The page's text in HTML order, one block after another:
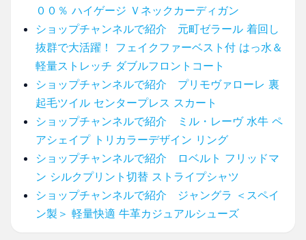
００％ ハイゲージ Ｖネックカーディガン
ショップチャンネルで紹介 元町ゼラール 着回し
抜群で大活躍！ フェイクファーベスト付 はっ水＆
軽量ストレッチ ダブルフロントコート
ショップチャンネルで紹介 プリモヴァローレ 裏
起毛ツイル センタープレス スカート
ショップチャンネルで紹介 ミル・レーヴ 水牛 ペ
アシェイプ トリカラーデザイン リング
ショップチャンネルで紹介 ロベルト フリッドマ
ン シルクプリント切替 ストライプシャツ
ショップチャンネルで紹介 ジャングラ ＜スペイ
ン製＞ 軽量快適 牛革カジュアルシューズ